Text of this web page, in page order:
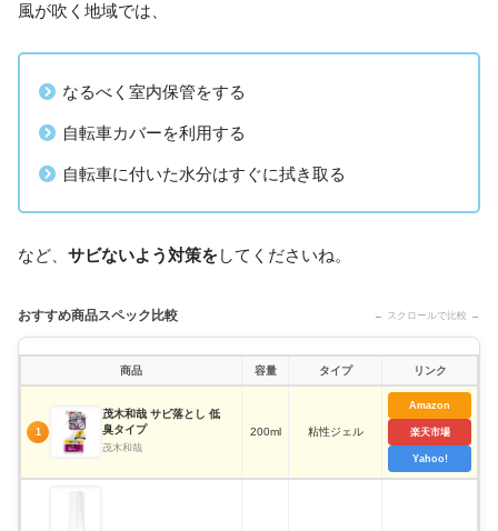
風が吹く地域では、
なるべく室内保管をする
自転車カバーを利用する
自転車に付いた水分はすぐに拭き取る
など、 サビないよう対策をしてくださいね。
おすすめ商品スペック比較 ← スクロールで比較 →
商品 容量 タイプ リンク
1
茂木和哉 サビ落とし 低
臭タイプ
茂木和哉
200ml 粘性ジェル
Amazon
楽天市場
Yahoo!